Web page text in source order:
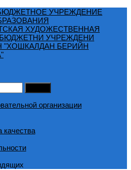
организации
качества